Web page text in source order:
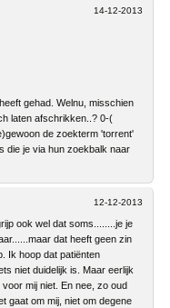
14-12-2013
gehad. Welnu, misschien
laten afschrikken..? 0-(
de zoekterm 'torrent'
die je via hun zoekbalk naar
12-12-2013
ook wel dat soms........je je
dat heeft geen zin
Ik hoop dat patiënten
niet duidelijk is. Maar eerlijk
mij niet. En nee, zo oud
gaat om mij, niet om degene